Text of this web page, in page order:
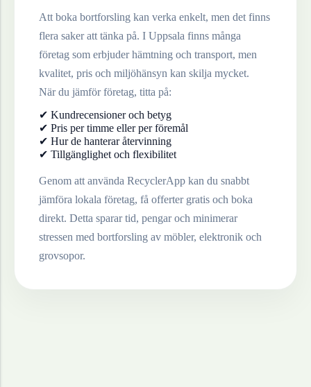
Att boka bortforsling kan verka enkelt, men det finns
flera saker att tänka på. I Uppsala finns många
företag som erbjuder hämtning och transport, men
kvalitet, pris och miljöhänsyn kan skilja mycket.
När du jämför företag, titta på:
✔ Kundrecensioner och betyg
✔ Pris per timme eller per föremål
✔ Hur de hanterar återvinning
✔ Tillgänglighet och flexibilitet
Genom att använda RecyclerApp kan du snabbt
jämföra lokala företag, få offerter gratis och boka
direkt. Detta sparar tid, pengar och minimerar
stressen med bortforsling av möbler, elektronik och
grovsopor.